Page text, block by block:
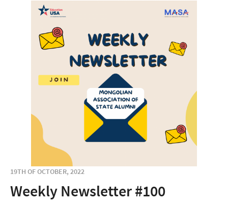
19TH OF OCTOBER, 2022
Weekly Newsletter #100